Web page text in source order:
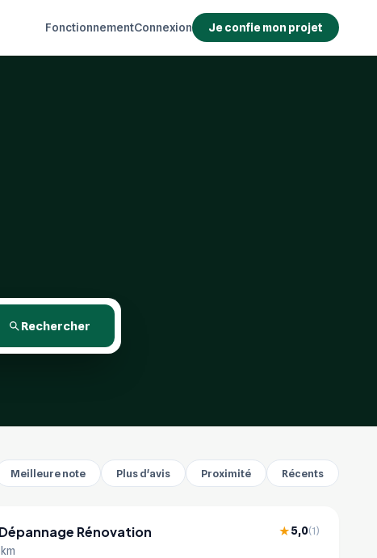
FonctionnementConnexion Je confie mon projet
Rechercher
Meilleure note Plus d'avis Proximité Récents
Rénovation ★5,0(1)
km